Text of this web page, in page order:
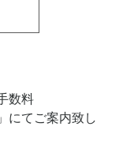
数料
にてご案内致し